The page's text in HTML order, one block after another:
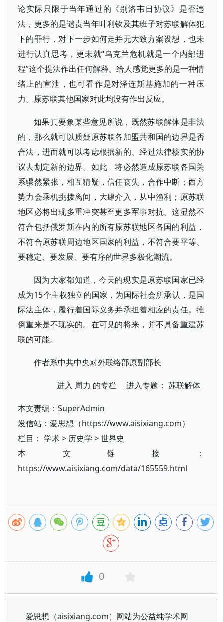
论实际只限于当年通过的《别洛韦日协议》是否违
法，更多的是谴责当年叶利钦及其班子对苏联解体犯
下的罪行，对下一步如何走并无大致方案设想，也未
进行认真思考，更未就“乌克兰危机就是一个内部进
程”这个提法作出任何解释。给人感觉更多的是一种情
绪上的宣泄，也可看作是对泽连斯基施加的一种压
力。原苏联其他国家对此均没有作出反应。
如果真要象某些意见所说，既然苏联解体是非法
的，那么就可以质疑原苏联各加盟共和国的边界是否
合法，进而就可以考虑根据新的、经过法律核实的协
议去划定新的边界。如此，将必然造成原苏联各国关
系骤然紧张，相互猜疑，信任丧失，合作中断；西方
势力会乘机挑拨离间，大肆介入，从中渔利；原苏联
地区必将出现多重冲突甚至更多军事对抗。这显然不
符合包括俄罗斯在内的所有原苏联地区各国的利益，
不符合原苏联周边地区国家的利益，不符合要平等、
要稳定、要发展、要有序的世界多极化潮流。
因为大家都知道，今天的现实是原苏联国家已经
成为15个主权独立的国家，为国际社会所承认，是国
际法主体，履行着国际义务并承担着相应的责任。推
倒重来是不现实的。在可见的将来，并不具备重建苏
联的可能。
作者系中共中央对外联络部原副部长
进入 周力 的专栏 进入专题：苏联解体
本文责编： SuperAdmin
发信站：爱思想（https://www.aisixiang.com）
栏目： 学术> 历史学 >世界史
本文链接：
https://www.aisixiang.com/data/165559.html
0
爱思想（aisixiang.com）网站为公益纯学术网